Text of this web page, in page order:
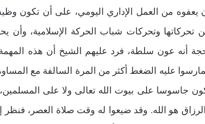
يعفوه من العمل الإداري اليومي، على أن تكون
تحركاتها وتحركات شباب الحركة الإسلامية،
أنه عون سلطة، فرد عليهم الشيخ أن هذه
عليه الضغط أكثر من المرة السالفة مع
جاسوسا على بيوت الله تعالى ولا على
هو الله. وقد ضيعوا له وقت صلاة العصر، فنظر